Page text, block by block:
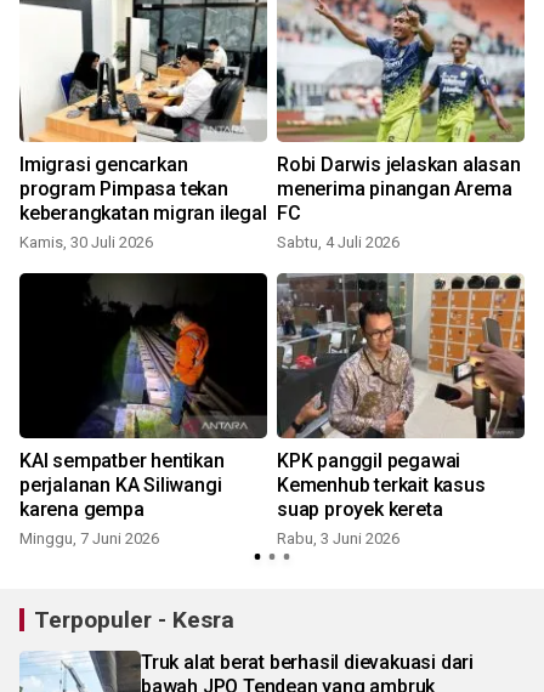
Imigrasi gencarkan
program Pimpasa tekan
keberangkatan migran ilegal
Kamis, 30 Juli 2026
Robi Darwis jelaskan alasan
menerima pinangan Arema
FC
Sabtu, 4 Juli 2026
KAI sempatber hentikan
perjalanan KA Siliwangi
karena gempa
Minggu, 7 Juni 2026
KPK panggil pegawai
Kemenhub terkait kasus
suap proyek kereta
Rabu, 3 Juni 2026
Terpopuler - Kesra
Truk alat berat berhasil dievakuasi dari
bawah JPO Tendean yang ambruk